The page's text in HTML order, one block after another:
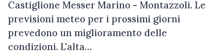
Castiglione Messer Marino - Montazzoli. Le
previsioni meteo per i prossimi giorni
prevedono un miglioramento delle
condizioni. L'alta…